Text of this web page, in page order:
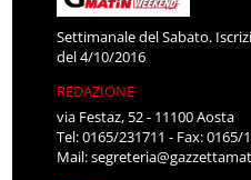
Settimanale del Sabato.
del 4/10/2016
REDAZIONE
via Festaz, 52 - 11100 Aosta
Tel: 0165/231711 - Fax: 0165/
Mail:
Editore